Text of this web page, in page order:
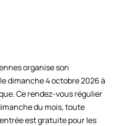
organise son
dimanche 4 octobre 2026 à
Ce rendez-vous régulier
du mois, toute
est gratuite pour les